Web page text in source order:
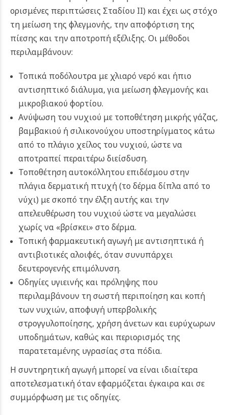
ορισμένες περιπτώσεις Σταδίου ΙΙ) και έχει ως στόχο
τη μείωση της φλεγμονής, την αποφόρτιση της
πίεσης και την αποτροπή εξέλιξης. Οι μέθοδοι
περιλαμβάνουν:
Τοπικά ποδόλουτρα με χλιαρό νερό και ήπιο
αντισηπτικό διάλυμα, για μείωση φλεγμονής και
μικροβιακού φορτίου.
Ανύψωση του νυχιού με τοποθέτηση μικρής γάζας,
βαμβακιού ή σιλικονούχου υποστηρίγματος κάτω
από το πλάγιο χείλος του νυχιού, ώστε να
αποτραπεί περαιτέρω διείσδυση.
Τοποθέτηση αυτοκόλλητου επιδέσμου στην
πλάγια δερματική πτυχή (το δέρμα δίπλα από το
νύχι) με σκοπό την έλξη αυτής και την
απελευθέρωση του νυχιού ώστε να μεγαλώσει
χωρίς να «βρίσκει» στο δέρμα.
Τοπική φαρμακευτική αγωγή με αντισηπτικά ή
αντιβιοτικές αλοιφές, όταν συνυπάρχει
δευτερογενής επιμόλυνση.
Οδηγίες υγιεινής και πρόληψης που
περιλαμβάνουν τη σωστή περιποίηση και κοπή
των νυχιών, αποφυγή υπερβολικής
στρογγυλοποίησης, χρήση άνετων και ευρύχωρων
υποδημάτων, καθώς και περιορισμός της
παρατεταμένης υγρασίας στα πόδια.
Η συντηρητική αγωγή μπορεί να είναι ιδιαίτερα
αποτελεσματική όταν εφαρμόζεται έγκαιρα και σε
συμμόρφωση με τις οδηγίες.